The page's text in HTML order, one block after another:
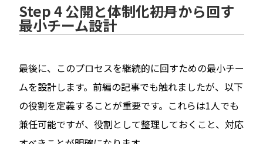
Step 4 公開と体制化――初月から回す
最小チーム設計
最後に、このプロセスを継続的に回すための最小チー
ムを設計します。前編の記事でも触れましたが、以下
の役割を定義することが重要です。これらは1人でも
兼任可能ですが、役割として整理しておくこと、対応